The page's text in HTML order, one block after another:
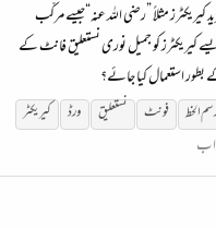
مثلاً ”رضی اللہ عنہ“جیسے مرکّب
کیریکٹرز کو جمیل نوری نستعلیق فانٹ کے
بطور استعمال کیا جائے؟
الخط فونٹ نستعلیق ورڈ کیریکٹر